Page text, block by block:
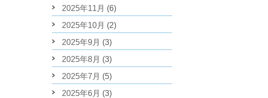
2025年11月 (6)
2025年10月 (2)
2025年9月 (3)
2025年8月 (3)
2025年7月 (5)
2025年6月 (3)